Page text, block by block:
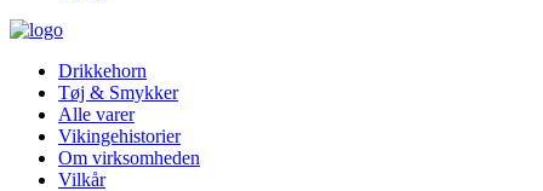
Drikkehorn
Tøj & Smykker
Alle varer
Vikingehistorier
Om virksomheden
Vilkår